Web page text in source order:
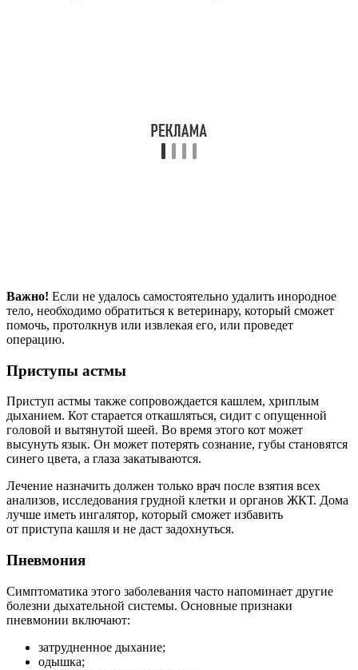
Важно! Если не удалось самостоятельно удалить инородное
тело, необходимо обратиться к ветеринару, который сможет
помочь, протолкнув или извлекая его, или проведет
операцию.
Приступы астмы
Приступ астмы также сопровождается кашлем, хриплым
дыханием. Кот старается откашляться, сидит с опущенной
головой и вытянутой шеей. Во время этого кот может
высунуть язык. Он может потерять сознание, губы становятся
синего цвета, а глаза закатываются.
Лечение назначить должен только врач после взятия всех
анализов, исследования грудной клетки и органов ЖКТ. Дома
лучше иметь ингалятор, который сможет избавить
от приступа кашля и не даст задохнуться.
Пневмония
Симптоматика этого заболевания часто напоминает другие
болезни дыхательной системы. Основные признаки
пневмонии включают:
затрудненное дыхание;
одышка;